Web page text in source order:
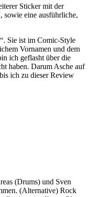
Sticker mit der
sowie eine ausführliche,
Sie ist im Comic-Style
Vornamen und dem
ich geflasht über die
haben. Darum Asche auf
ich zu dieser Review
(Drums) und Sven
(Alternative) Rock